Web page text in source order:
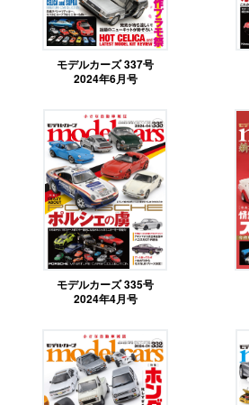
モデルカーズ 337号
2024年6月号
モデルカーズ 335号
2024年4月号